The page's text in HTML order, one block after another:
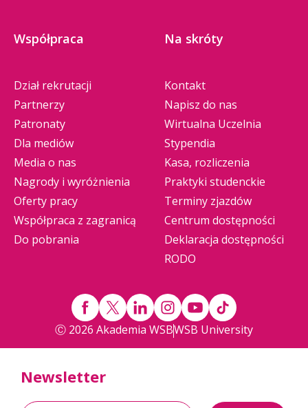
Współpraca
Dział rekrutacji
Partnerzy
Patronaty
Dla mediów
Media o nas
Nagrody i wyróżnienia
Oferty pracy
Współpraca z zagranicą
Do pobrania
Na skróty
Kontakt
Napisz do nas
Wirtualna Uczelnia
Stypendia
Kasa, rozliczenia
Praktyki studenckie
Terminy zjazdów
Centrum dostępności
Deklaracja dostępności
RODO
Ⓒ 2026 Akademia WSBWSB University
Newsletter